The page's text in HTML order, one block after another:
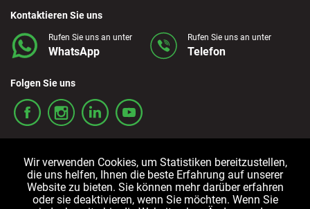
Kontaktieren Sie uns
Rufen Sie uns an unter
WhatsApp
Rufen Sie uns an unter
Telefon
Folgen Sie uns
Allgemeine
Datenschutzrichtlinien
Cookie-
Wir verwenden Cookies, um Statistiken bereitzustellen,
die uns helfen, Ihnen die beste Erfahrung auf unserer
Website zu bieten. Sie können mehr darüber erfahren
oder sie deaktivieren, wenn Sie möchten. Wenn Sie